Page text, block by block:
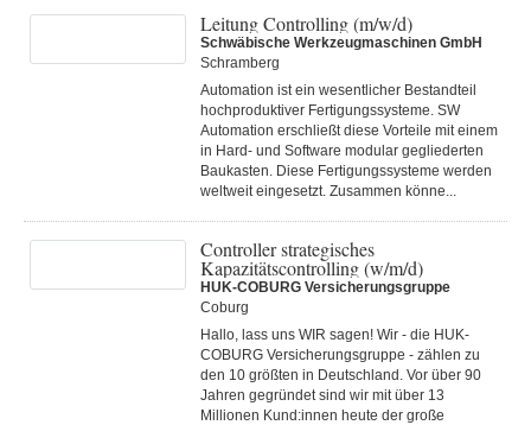
Leitung Controlling (m/w/d)
Schwäbische Werkzeugmaschinen GmbH
Schramberg
Automation ist ein wesentlicher Bestandteil
hochproduktiver Fertigungssysteme. SW
Automation erschließt diese Vorteile mit einem
in Hard- und Software modular gegliederten
Baukasten. Diese Fertigungs­systeme werden
weltweit eingesetzt. Zusammen könne...
Controller strategisches
Kapazitätscontrolling (w/m/d)
HUK-COBURG Versicherungsgruppe
Coburg
Hallo, lass uns WIR sagen! Wir - die HUK-
COBURG Versicherungsgruppe - zählen zu
den 10 größten in Deutschland. Vor über 90
Jahren gegründet sind wir mit über 13
Millionen Kund:innen heute der große